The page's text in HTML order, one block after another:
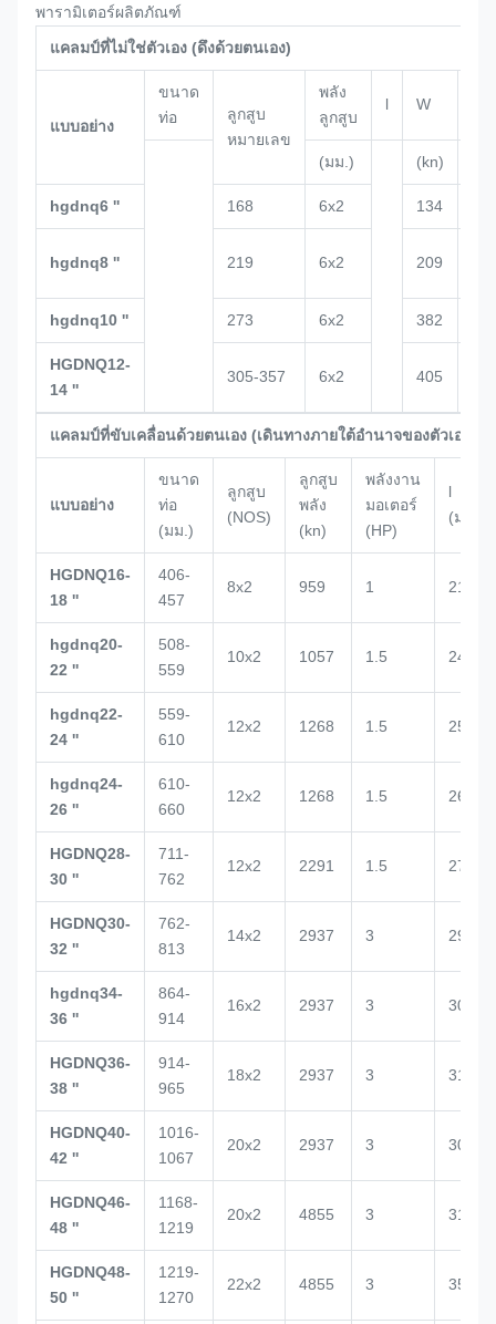
พารามิเตอร์ผลิตภัณฑ์
แคลมป์ที่ไม่ใช่ตัวเอง (ดึงด้วยตนเอง)
แบบอย่าง
ขนาด
ท่อ
ลูกสูบ
หมายเลข
พลัง
ลูกสูบ
l W
(มม.) (kn)
hgdnq6 '' 168 6x2 134
hgdnq8 '' 219 6x2 209
hgdnq10 '' 273 6x2 382
HGDNQ12-
14 ''
305-357 6x2 405
แคลมป์ที่ขับเคลื่อนด้วยตนเอง (เดินทางภายใต้อำนาจของตัวเอง)
แบบอย่าง
ขนาด
ท่อ
(มม.)
ลูกสูบ
(NOS)
ลูกสูบ
พลัง
(kn)
พลังงาน
มอเตอร์
(HP)
l
(มม.)
HGDNQ16-
18 ''
406-
457
8x2 959 1 2132
hgdnq20-
22 ''
508-
559
10x2 1057 1.5 2434
hgdnq22-
24 ''
559-
610
12x2 1268 1.5 2500
hgdnq24-
26 ''
610-
660
12x2 1268 1.5 2672
HGDNQ28-
30 ''
711-
762
12x2 2291 1.5 2700
HGDNQ30-
32 ''
762-
813
14x2 2937 3 2938
hgdnq34-
36 ''
864-
914
16x2 2937 3 3020
HGDNQ36-
38 ''
914-
965
18x2 2937 3 3188
HGDNQ40-
42 ''
1016-
1067
20x2 2937 3 3029
HGDNQ46-
48 ''
1168-
1219
20x2 4855 3 3100
HGDNQ48-
50 ''
1219-
1270
22x2 4855 3 3517